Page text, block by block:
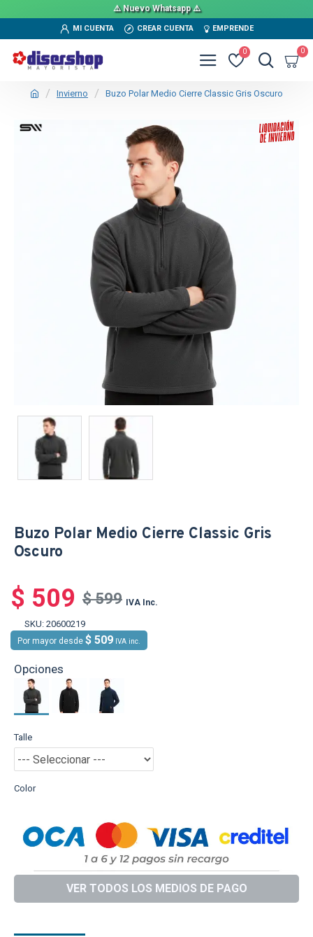
⚠️ Nuevo Whatsapp ⚠️
MI CUENTA CREAR CUENTA EMPRENDE
0 0
Invierno Buzo Polar Medio Cierre Classic Gris Oscuro
TEXTTRANSPARENTE SALE
Buzo Polar Medio Cierre Classic Gris
Oscuro
$ 509 $ 599 IVA Inc.
SKU: 20600219
Por mayor desde $ 509 IVA inc.
Opciones
Talle
Color
VER TODOS LOS MEDIOS DE PAGO